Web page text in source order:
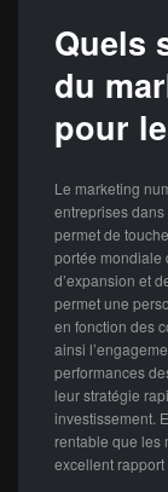
Quels
du
pour
Le marketing
entreprises dans
permet de
portée mondiale
d’expansion et
permet une
en fonction des
ainsi
performances
leur stratégie
investissement.
rentable que les
excellent